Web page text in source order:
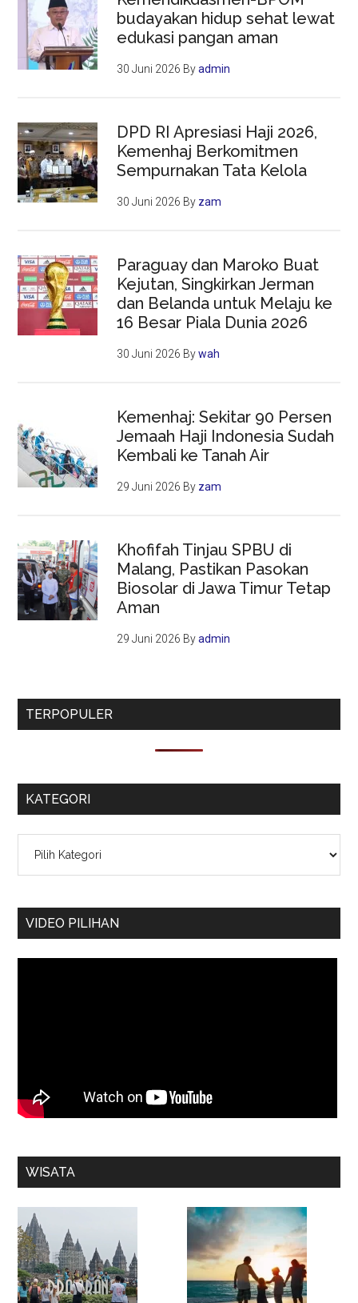
budayakan hidup sehat lewat
edukasi pangan aman
30 Juni 2026 Byadmin
DPD RI Apresiasi Haji 2026,
Kemenhaj Berkomitmen
Sempurnakan Tata Kelola
30 Juni 2026 By zam
Paraguay dan Maroko Buat
Kejutan, Singkirkan Jerman
dan Belanda untuk Melaju ke
16 Besar Piala Dunia 2026
30 Juni 2026 Bywah
Kemenhaj: Sekitar 90 Persen
Jemaah Haji Indonesia Sudah
Kembali ke Tanah Air
29 Juni 2026 By zam
Khofifah Tinjau SPBU di
Malang, Pastikan Pasokan
Biosolar di Jawa Timur Tetap
Aman
29 Juni 2026 Byadmin
TERPOPULER
KATEGORI
VIDEO PILIHAN
WISATA